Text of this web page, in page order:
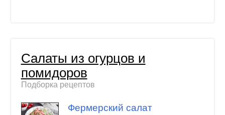
Салаты из огурцов и
помидоров
Подборка рецептов
Фермерский салат